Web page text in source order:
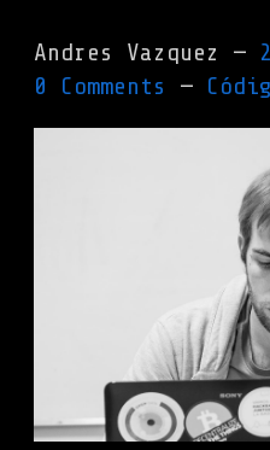
Andres Vazquez
0 Comments